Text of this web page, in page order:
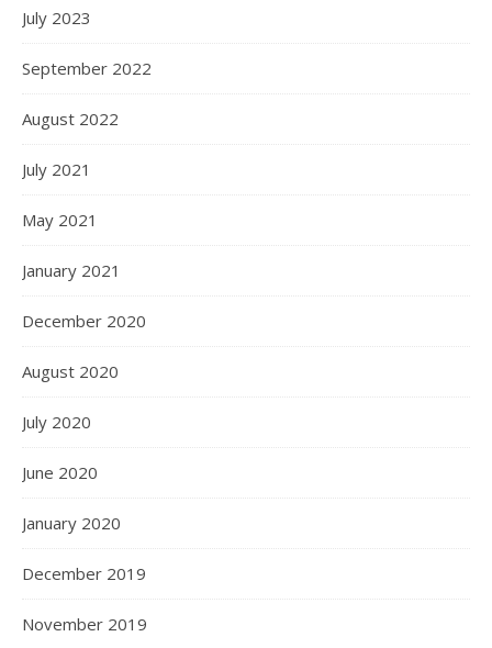
July 2023
September 2022
August 2022
July 2021
May 2021
January 2021
December 2020
August 2020
July 2020
June 2020
January 2020
December 2019
November 2019